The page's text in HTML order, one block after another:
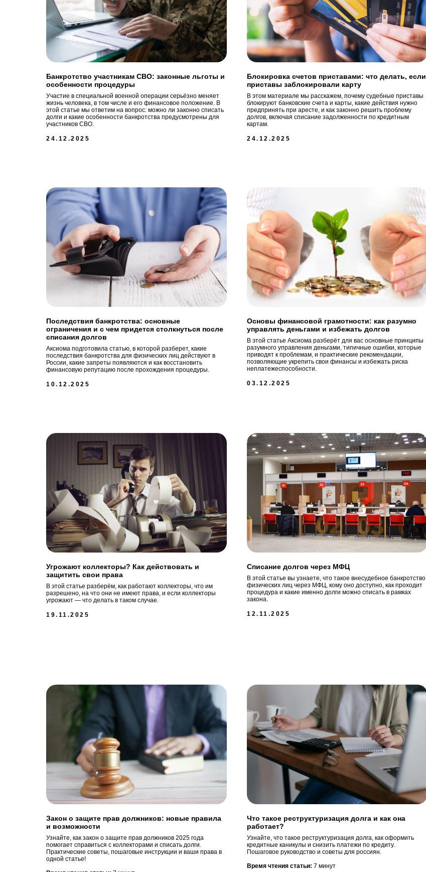
Банкротство участникам СВО: законные льготы и
особенности процедуры
Участие в специальной военной операции серьёзно меняет
жизнь человека, в том числе и его финансовое положение. В
этой статье мы ответим на вопрос: можно ли законно списать
долги и какие особенности банкротства предусмотрены для
участников СВО.
24.12.2025
Блокировка счетов приставами: что делать, если
приставы заблокировали карту
В этом материале мы расскажем, почему судебные приставы
блокируют банковские счета и карты, какие действия нужно
предпринять при аресте, и как законно решить проблему
долгов, включая списание задолженности по кредитным
картам.
24.12.2025
Последствия банкротства: основные
ограничения и с чем придется столкнуться после
списания долгов
Аксиома подготовила статью, в которой разберет, какие
последствия банкротства для физических лиц действуют в
России, какие запреты появляются и как восстановить
финансовую репутацию после прохождения процедуры.
10.12.2025
Основы финансовой грамотности: как разумно
управлять деньгами и избежать долгов
В этой статье Аксиома разберёт для вас основные принципы
разумного управления деньгами, типичные ошибки, которые
приводят к проблемам, и практические рекомендации,
позволяющие укрепить свои финансы и избежать риска
неплатежеспособности.
03.12.2025
Угрожают коллекторы? Как действовать и
защитить свои права
В этой статье разберём, как работают коллекторы, что им
разрешено, на что они не имеют права, и если коллекторы
угрожают — что делать в таком случае.
19.11.2025
Списание долгов через МФЦ
В этой статье вы узнаете, что такое внесудебное банкротство
физических лиц через МФЦ, кому оно доступно, как проходит
процедура и какие именно долги можно списать в рамках
закона.
12.11.2025
Закон о защите прав должников: новые правила
и возможности
Узнайте, как закон о защите прав должников 2025 года
помогает справиться с коллекторами и списать долги.
Практические советы, пошаговые инструкции и ваши права в
одной статье!
Что такое реструктуризация долга и как она
работает?
Узнайте, что такое реструктуризация долга, как оформить
кредитные каникулы и снизить платежи по кредиту.
Пошаговое руководство и советы для россиян.
Время чтения статьи: 7 минут